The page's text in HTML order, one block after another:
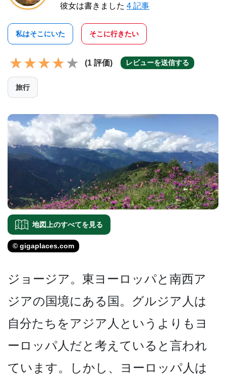
彼女は書きました 4 記事
私はそこにいた そこに行きたい
(1 評価) レビューを送信する
旅行
地図上のすべてを見る
© gigaplaces.com
ジョージア。東ヨーロッパと­南西ア
ジアの国境にある国。グルジア人は
自分たちを­アジア人というよりもヨ
ーロッパ人だと考えていると­言われ
ています。しかし、ヨーロッパ人は